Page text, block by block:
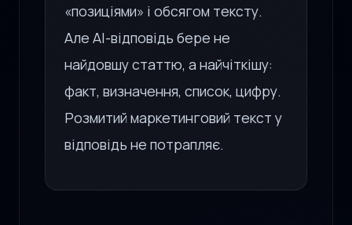
«позиціями» і обсягом тексту.
Але AI-відповідь бере не
найдовшу статтю, а найчіткішу:
факт, визначення, список, цифру.
Розмитий маркетинговий текст у
відповідь не потрапляє.